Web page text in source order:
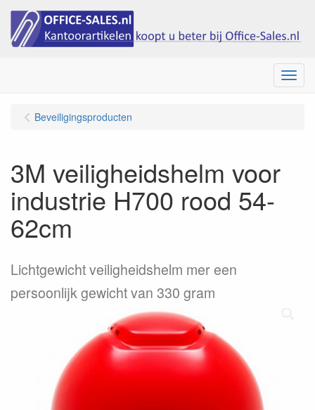
Menu
Beveiligingsproducten
3M veiligheidshelm voor
industrie H700 rood 54-
62cm
Lichtgewicht veiligheidshelm mer een
persoonlijk gewicht van 330 gram